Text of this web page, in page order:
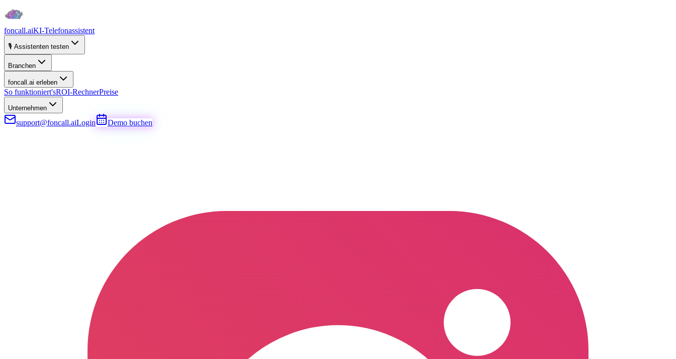
foncall.aiKI-Telefonassistent
🎙️ Assistenten testen
Branchen
foncall.ai erleben
So funktioniert'sROI-RechnerPreise
Unternehmen
support@foncall.aiLogin Demo buchen